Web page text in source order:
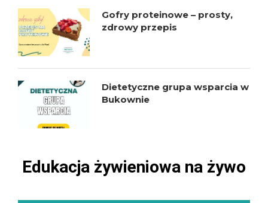
Gofry proteinowe – prosty,
zdrowy przepis
Dietetyczne grupa wsparcia w
Bukownie
Edukacja żywieniowa na żywo